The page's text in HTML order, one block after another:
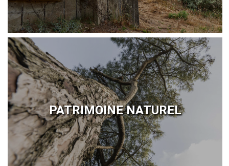
PATRIMOINE NATUREL